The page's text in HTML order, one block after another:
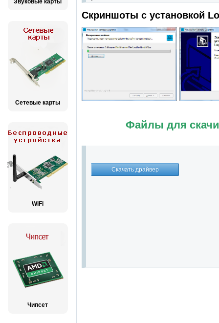
Сетевые карты
WiFi
Чипсет
Скриншоты с установкой
Файлы для